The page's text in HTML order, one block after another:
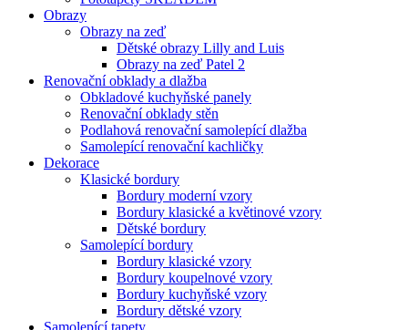
Obrazy
Obrazy na zeď
Dětské obrazy Lilly and Luis
Obrazy na zeď Patel 2
Renovační obklady a dlažba
Obkladové kuchyňské panely
Renovační obklady stěn
Podlahová renovační samolepící dlažba
Samolepící renovační kachličky
Dekorace
Klasické bordury
Bordury moderní vzory
Bordury klasické a květinové vzory
Dětské bordury
Samolepící bordury
Bordury klasické vzory
Bordury koupelnové vzory
Bordury kuchyňské vzory
Bordury dětské vzory
Samolepící tapety